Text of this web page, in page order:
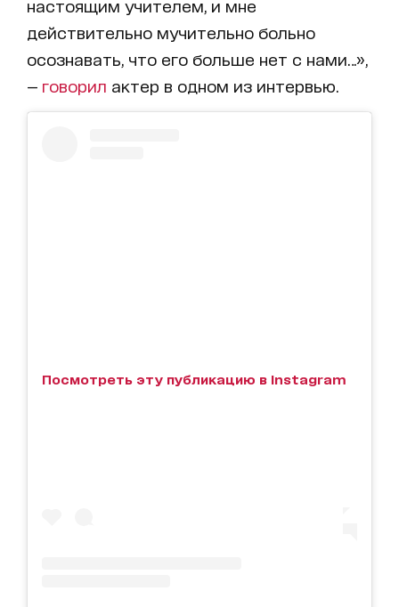
настоящим учителем, и мне
действительно мучительно больно
осознавать, что его больше нет с нами…»,
— говорил актер в одном из интервью.
Посмотреть эту публикацию в Instagram